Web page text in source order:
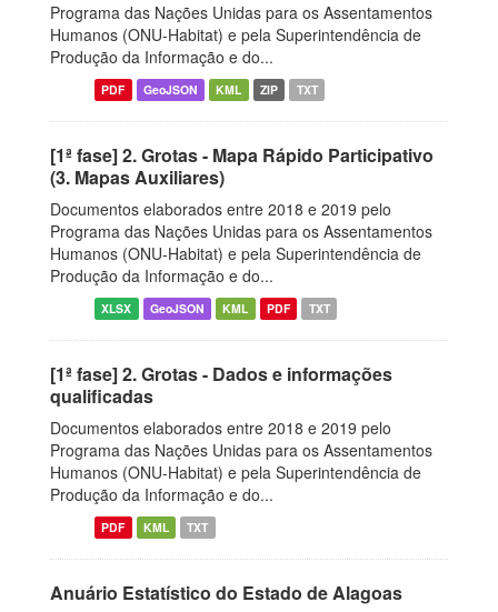
Programa das Nações Unidas para os Assentamentos
Humanos (ONU-Habitat) e pela Superintendência de
Produção da Informação e do...
PDF GeoJSON KML ZIP TXT
[1ª fase] 2. Grotas - Mapa Rápido Participativo
(3. Mapas Auxiliares)
Documentos elaborados entre 2018 e 2019 pelo
Programa das Nações Unidas para os Assentamentos
Humanos (ONU-Habitat) e pela Superintendência de
Produção da Informação e do...
XLSX GeoJSON KML PDF TXT
[1ª fase] 2. Grotas - Dados e informações
qualificadas
Documentos elaborados entre 2018 e 2019 pelo
Programa das Nações Unidas para os Assentamentos
Humanos (ONU-Habitat) e pela Superintendência de
Produção da Informação e do...
PDF KML TXT
Anuário Estatístico do Estado de Alagoas